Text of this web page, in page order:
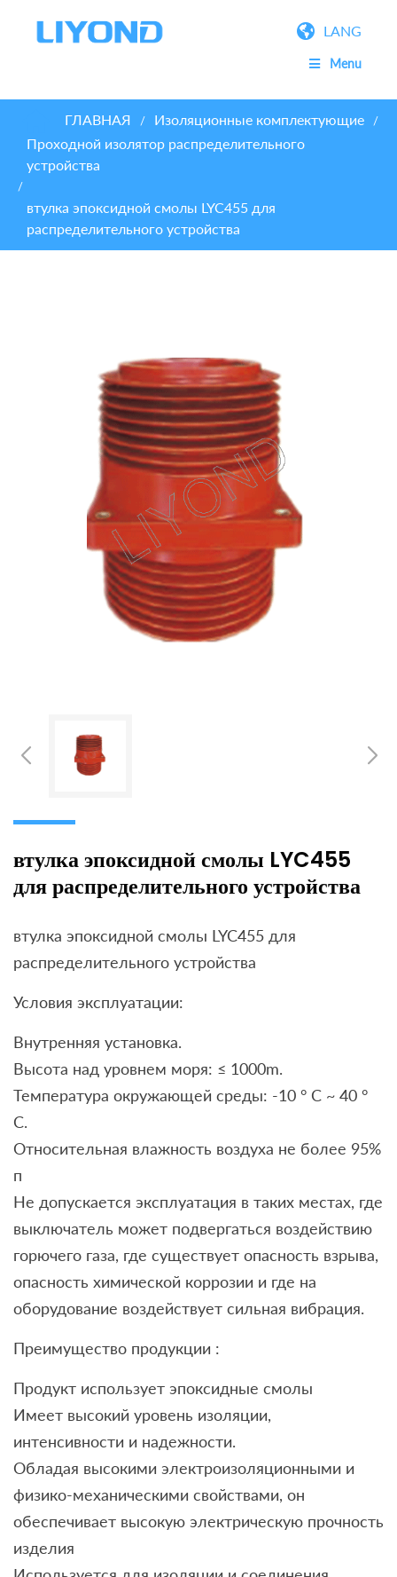
LANG
Menu
ГЛАВНАЯ / Изоляционные комплектующие /
Проходной изолятор распределительного
устройства
/
втулка эпоксидной смолы LYC455 для
распределительного устройства
втулка эпоксидной смолы LYC455
для распределительного устройства
втулка эпоксидной смолы LYC455 для
распределительного устройства
Условия эксплуатации:
Внутренняя установка.
Высота над уровнем моря: ≤ 1000m.
Температура окружающей среды: -10 ° C ~ 40 °
С.
Относительная влажность воздуха не более 95%
п
Не допускается эксплуатация в таких местах, где
выключатель может подвергаться воздействию
горючего газа, где существует опасность взрыва,
опасность химической коррозии и где на
оборудование воздействует сильная вибрация.
Преимущество продукции :
Продукт использует эпоксидные смолы
Имеет высокий уровень изоляции,
интенсивности и надежности.
Обладая высокими электроизоляционными и
физико-механическими свойствами, он
обеспечивает высокую электрическую прочность
изделия